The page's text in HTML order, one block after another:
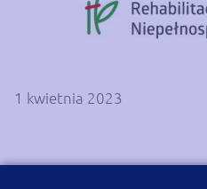
1 kwietnia 2023